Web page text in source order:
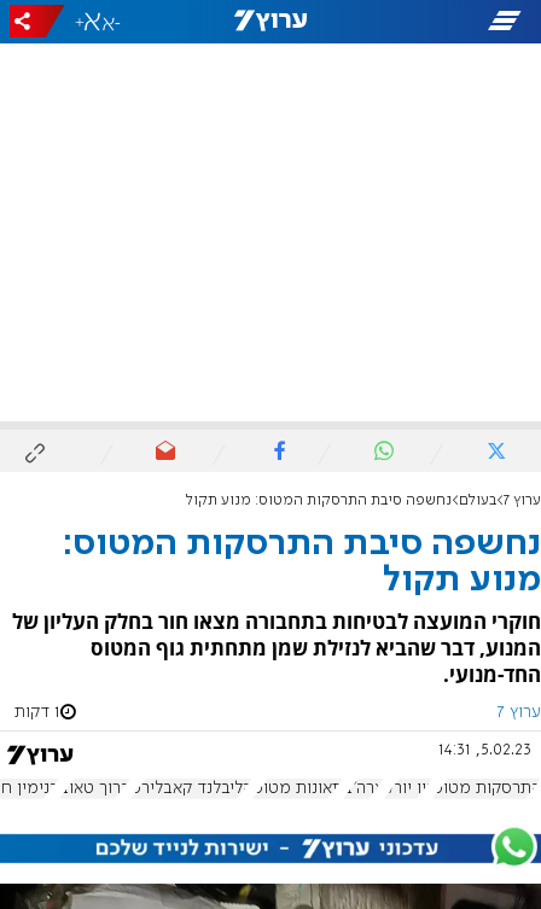
-
+
ערוץ 7 בעולם נחשפה סיבת התרסקות המטוס: מנוע תקול
נחשפה סיבת התרסקות המטוס:
מנוע תקול
חוקרי המועצה לבטיחות בתחבורה מצאו חור בחלק העליון של
המנוע, דבר שהביא לנזילת שמן מתחתית גוף המטוס
החד-מנועי.
ערוץ 7 1 דקות
5.02.23, 14:31
התרסקות מטוס ניו יורק ארה"ב תאונות מטוס קליבלנד קאבלירס ברוך טאוב בנימין